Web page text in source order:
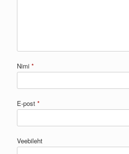
Nimi *
E-post *
Veebileht